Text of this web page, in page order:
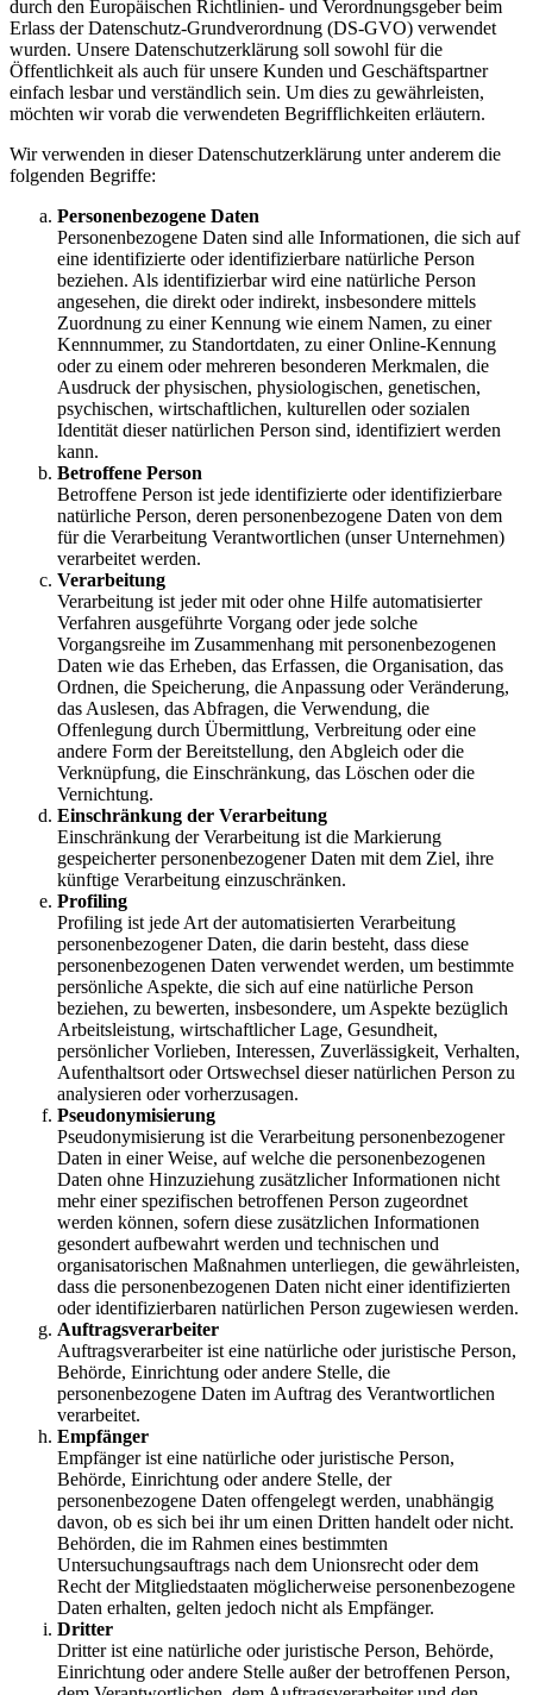
durch den Europäischen Richtlinien- und Verordnungsgeber beim
Erlass der Datenschutz-Grundverordnung (DS-GVO) verwendet
wurden. Unsere Datenschutzerklärung soll sowohl für die
Öffentlichkeit als auch für unsere Kunden und Geschäftspartner
einfach lesbar und verständlich sein. Um dies zu gewährleisten,
möchten wir vorab die verwendeten Begrifflichkeiten erläutern.
Wir verwenden in dieser Datenschutzerklärung unter anderem die
folgenden Begriffe:
Personenbezogene Daten
Personenbezogene Daten sind alle Informationen, die sich auf
eine identifizierte oder identifizierbare natürliche Person
beziehen. Als identifizierbar wird eine natürliche Person
angesehen, die direkt oder indirekt, insbesondere mittels
Zuordnung zu einer Kennung wie einem Namen, zu einer
Kennnummer, zu Standortdaten, zu einer Online-Kennung
oder zu einem oder mehreren besonderen Merkmalen, die
Ausdruck der physischen, physiologischen, genetischen,
psychischen, wirtschaftlichen, kulturellen oder sozialen
Identität dieser natürlichen Person sind, identifiziert werden
kann.
Betroffene Person
Betroffene Person ist jede identifizierte oder identifizierbare
natürliche Person, deren personenbezogene Daten von dem
für die Verarbeitung Verantwortlichen (unser Unternehmen)
verarbeitet werden.
Verarbeitung
Verarbeitung ist jeder mit oder ohne Hilfe automatisierter
Verfahren ausgeführte Vorgang oder jede solche
Vorgangsreihe im Zusammenhang mit personenbezogenen
Daten wie das Erheben, das Erfassen, die Organisation, das
Ordnen, die Speicherung, die Anpassung oder Veränderung,
das Auslesen, das Abfragen, die Verwendung, die
Offenlegung durch Übermittlung, Verbreitung oder eine
andere Form der Bereitstellung, den Abgleich oder die
Verknüpfung, die Einschränkung, das Löschen oder die
Vernichtung.
Einschränkung der Verarbeitung
Einschränkung der Verarbeitung ist die Markierung
gespeicherter personenbezogener Daten mit dem Ziel, ihre
künftige Verarbeitung einzuschränken.
Profiling
Profiling ist jede Art der automatisierten Verarbeitung
personenbezogener Daten, die darin besteht, dass diese
personenbezogenen Daten verwendet werden, um bestimmte
persönliche Aspekte, die sich auf eine natürliche Person
beziehen, zu bewerten, insbesondere, um Aspekte bezüglich
Arbeitsleistung, wirtschaftlicher Lage, Gesundheit,
persönlicher Vorlieben, Interessen, Zuverlässigkeit, Verhalten,
Aufenthaltsort oder Ortswechsel dieser natürlichen Person zu
analysieren oder vorherzusagen.
Pseudonymisierung
Pseudonymisierung ist die Verarbeitung personenbezogener
Daten in einer Weise, auf welche die personenbezogenen
Daten ohne Hinzuziehung zusätzlicher Informationen nicht
mehr einer spezifischen betroffenen Person zugeordnet
werden können, sofern diese zusätzlichen Informationen
gesondert aufbewahrt werden und technischen und
organisatorischen Maßnahmen unterliegen, die gewährleisten,
dass die personenbezogenen Daten nicht einer identifizierten
oder identifizierbaren natürlichen Person zugewiesen werden.
Auftragsverarbeiter
Auftragsverarbeiter ist eine natürliche oder juristische Person,
Behörde, Einrichtung oder andere Stelle, die
personenbezogene Daten im Auftrag des Verantwortlichen
verarbeitet.
Empfänger
Empfänger ist eine natürliche oder juristische Person,
Behörde, Einrichtung oder andere Stelle, der
personenbezogene Daten offengelegt werden, unabhängig
davon, ob es sich bei ihr um einen Dritten handelt oder nicht.
Behörden, die im Rahmen eines bestimmten
Untersuchungsauftrags nach dem Unionsrecht oder dem
Recht der Mitgliedstaaten möglicherweise personenbezogene
Daten erhalten, gelten jedoch nicht als Empfänger.
Dritter
Dritter ist eine natürliche oder juristische Person, Behörde,
Einrichtung oder andere Stelle außer der betroffenen Person,